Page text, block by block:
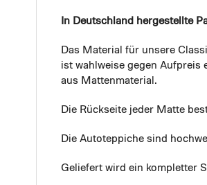
In Deutschland hergestellte
Das Material für unsere
ist wahlweise gegen Aufpreis
aus Mattenmaterial.
Die Rückseite jeder Matte
Die Autoteppiche sind
Geliefert wird ein kompletter